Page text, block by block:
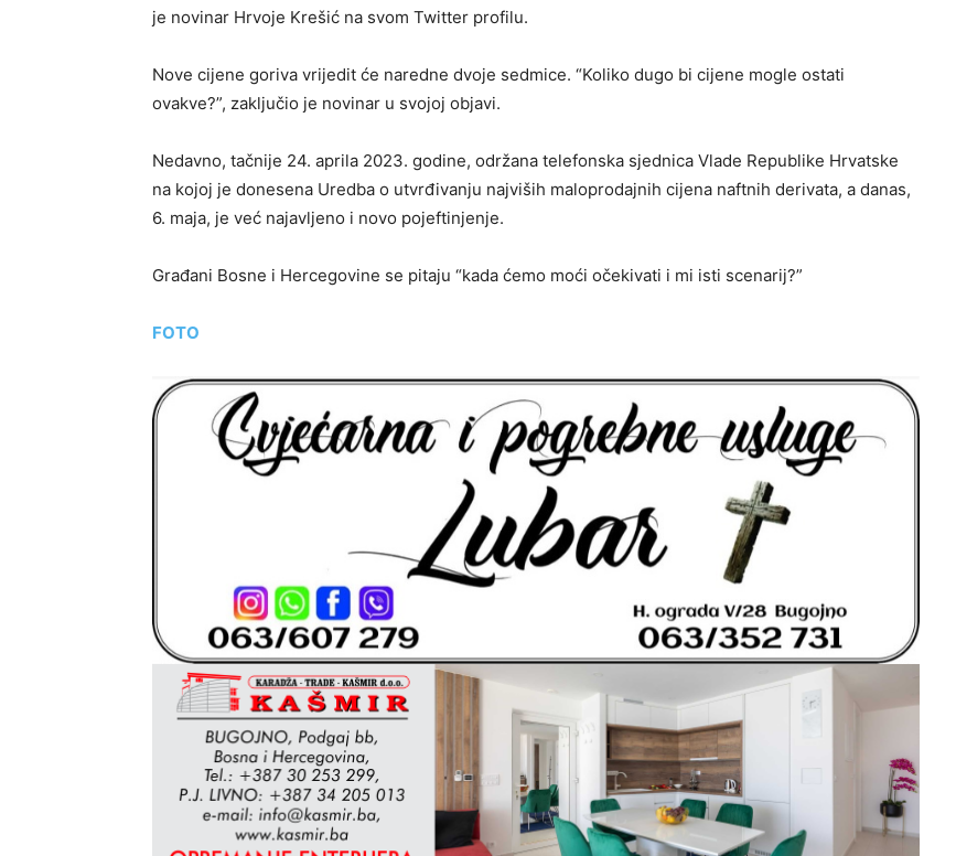
je novinar Hrvoje Krešić na svom Twitter profilu.
Nove cijene goriva vrijedit će naredne dvoje sedmice. “Koliko dugo bi cijene mogle ostati
ovakve?”, zaključio je novinar u svojoj objavi.
Nedavno, tačnije 24. aprila 2023. godine, održana telefonska sjednica Vlade Republike Hrvatske
na kojoj je donesena Uredba o utvrđivanju najviših maloprodajnih cijena naftnih derivata, a danas,
6. maja, je već najavljeno i novo pojeftinjenje.
Građani Bosne i Hercegovine se pitaju “kada ćemo moći očekivati i mi isti scenarij?”
FOTO